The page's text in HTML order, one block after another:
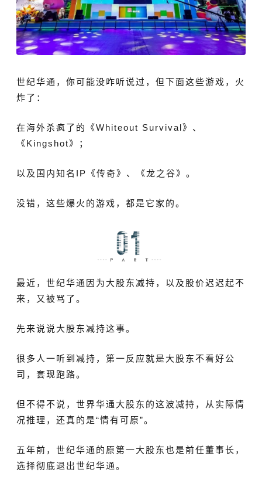
世纪华通，你可能没咋听说过，但下面这些游戏，火
炸了：
在海外杀疯了的《Whiteout Survival》、
《 Kingshot‌》；
以及国内知名IP《传奇》、《龙之谷》。
没错，这些爆火的游戏，都是它家的。
最近，世纪华通因为大股东减持，以及股价迟迟起不
来，又被骂了。
先来说说大股东减持这事。
很多人一听到减持，第一反应就是大股东不看好公
司，套现跑路。
但不得不说，世界华通大股东的这波减持，
从实际情
况推理， 还真的是“情有可原”。
五年前，世纪华通的 原第一大股东也是前任董事长，
选择彻底退出世纪华通。